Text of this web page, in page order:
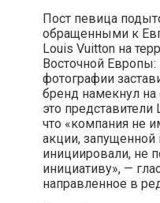
Пост певица
обращенными к
Louis Vuitton на
Восточной
фотографии
бренд намекнул на
это представители
что «компания не
акции,
инициировали, не
инициативу», —
направленное в